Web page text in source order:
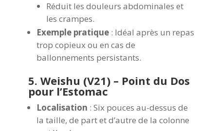
Réduit les douleurs abdominales et
les crampes.
Exemple pratique: Idéal après un repas
trop copieux ou en cas de
ballonnements persistants.
5. Weishu (V21) – Point du Dos
pour l’Estomac
Localisation : Six pouces au-dessus de
la taille, de part et d’autre de la colonne